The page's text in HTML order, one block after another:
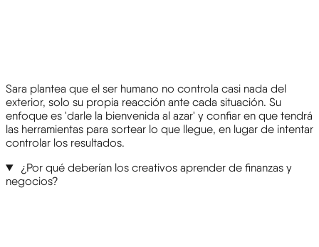
Sara plantea que el ser humano no controla casi nada del
exterior, solo su propia reacción ante cada situación. Su
enfoque es 'darle la bienvenida al azar' y confiar en que tendrá
las herramientas para sortear lo que llegue, en lugar de intentar
controlar los resultados.
¿Por qué deberían los creativos aprender de finanzas y
negocios?